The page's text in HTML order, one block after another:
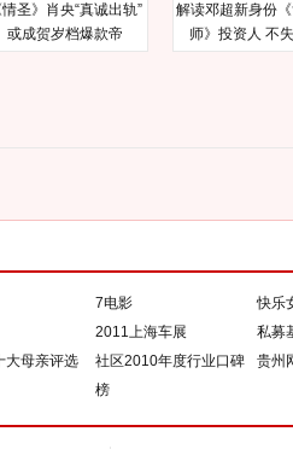
情圣》肖央“真诚出轨”
或成贺岁档爆款帝
解读邓超新身份
师》投资人 不
7电影
快乐
2011上海车展
私募
大母亲评选
社区2010年度行业口碑
榜
贵州